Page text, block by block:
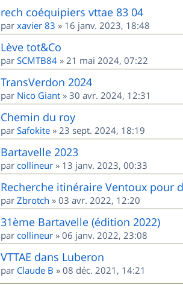
rech coéquipiers vttae 83 04
par xavier 83 » 16 janv. 2023, 18:48
Lève tot&Co
par SCMTB84 » 21 mai 2024, 07:22
TransVerdon 2024
par Nico Giant » 30 avr. 2024, 12:31
Chemin du roy
par Safokite » 23 sept. 2024, 18:19
Bartavelle 2023
par collineur » 13 janv. 2023, 00:33
Recherche itinéraire Ventoux pour
par Zbrotch » 03 avr. 2022, 12:20
31ème Bartavelle (édition 2022)
par collineur » 06 janv. 2022, 23:08
VTTAE dans Luberon
par Claude B » 08 déc. 2021, 14:21